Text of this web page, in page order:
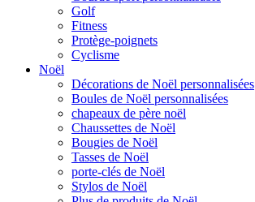
Golf
Fitness
Protège-poignets
Cyclisme
Noël
Décorations de Noël personnalisées
Boules de Noël personnalisées
chapeaux de père noël
Chaussettes de Noël
Bougies de Noël
Tasses de Noël
porte-clés de Noël
Stylos de Noël